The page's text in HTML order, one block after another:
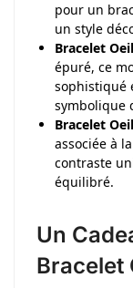
pour un
un style
Bracelet
épuré, ce
sophistiqué
symbolique
Bracelet
associée à
contraste
équilibré.
Un
Bracelet